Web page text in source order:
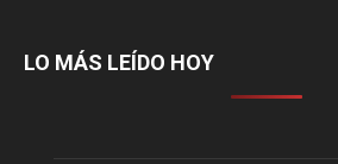
LO MÁS LEÍDO HOY